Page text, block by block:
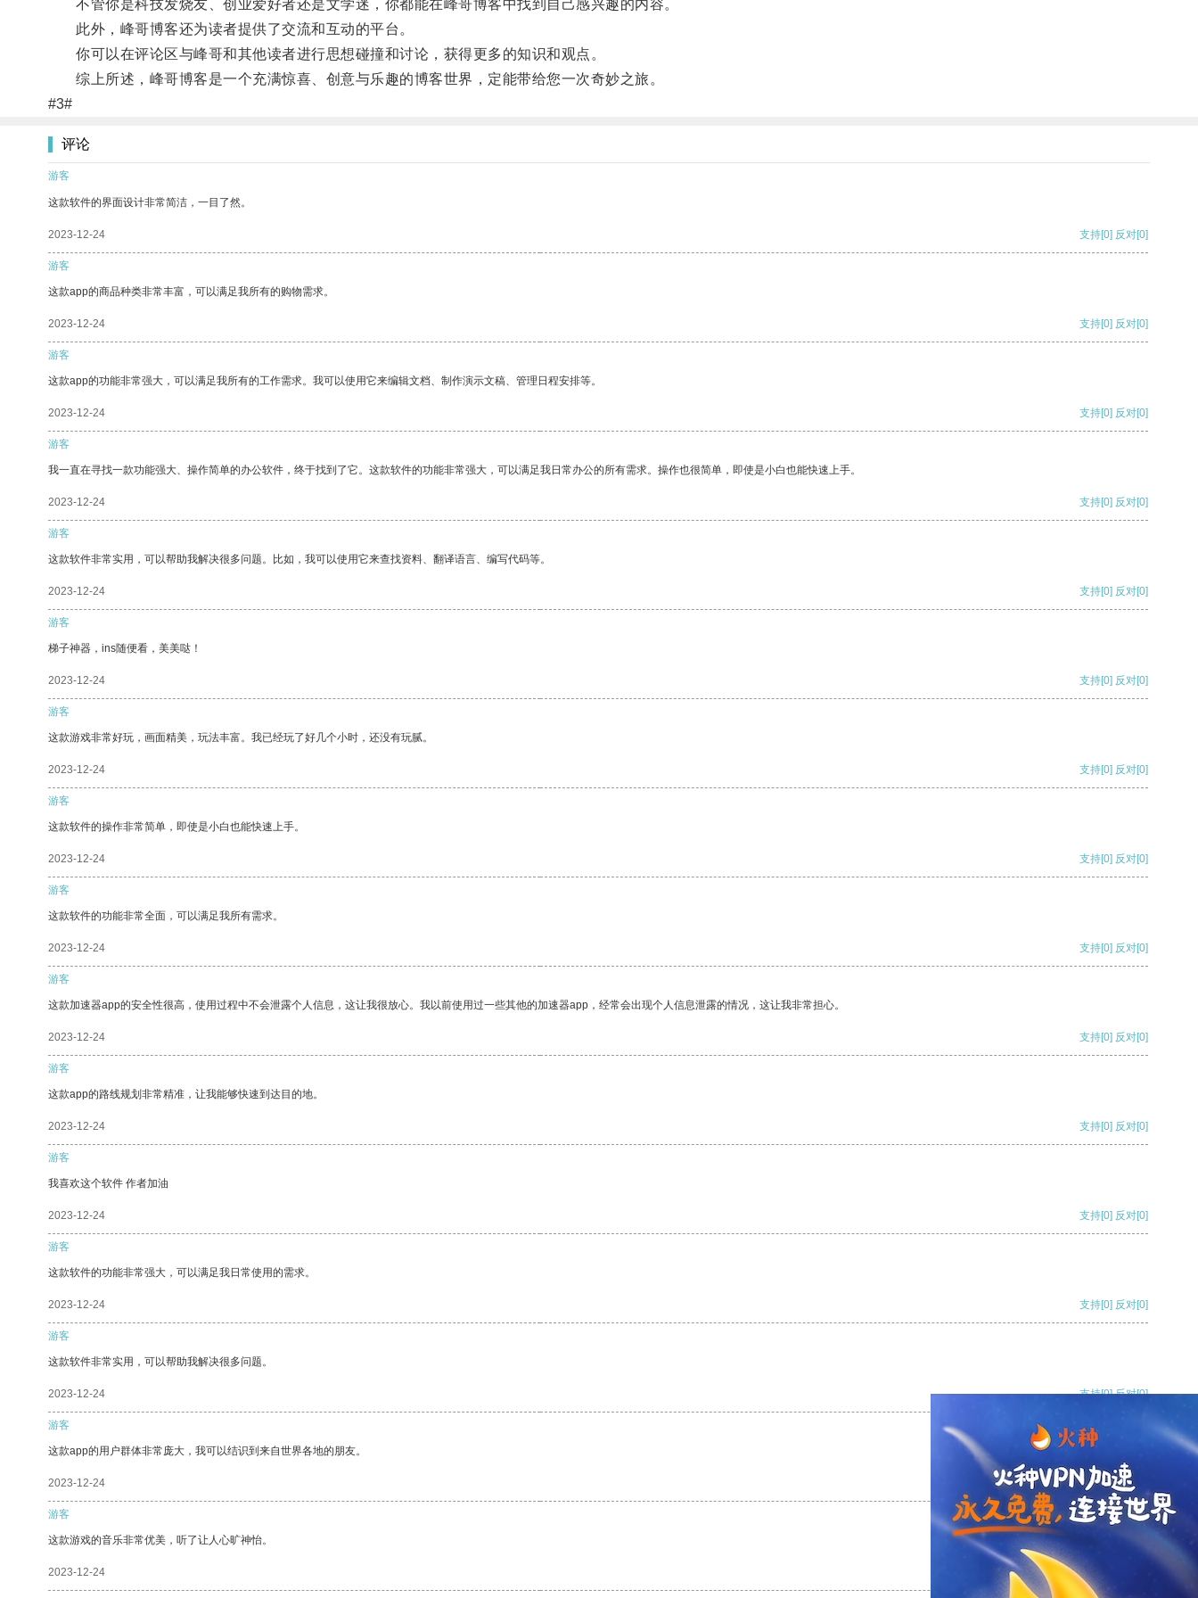
不管你是科技发烧友、创业爱好者还是文学迷，你都能在峰哥博客中找到自己感兴趣的内容。
此外，峰哥博客还为读者提供了交流和互动的平台。
你可以在评论区与峰哥和其他读者进行思想碰撞和讨论，获得更多的知识和观点。
综上所述，峰哥博客是一个充满惊喜、创意与乐趣的博客世界，定能带给您一次奇妙之旅。
#3#
评论
游客
这款软件的界面设计非常简洁，一目了然。
2023-12-24 支持[0] 反对[0]
游客
这款app的商品种类非常丰富，可以满足我所有的购物需求。
2023-12-24 支持[0] 反对[0]
游客
这款app的功能非常强大，可以满足我所有的工作需求。我可以使用它来编辑文档、制作演示文稿、管理日程安排等。
2023-12-24 支持[0] 反对[0]
游客
我一直在寻找一款功能强大、操作简单的办公软件，终于找到了它。这款软件的功能非常强大，可以满足我日常办公的所有需求。操作也很简单，即使是小白也能快速上手。
2023-12-24 支持[0] 反对[0]
游客
这款软件非常实用，可以帮助我解决很多问题。比如，我可以使用它来查找资料、翻译语言、编写代码等。
2023-12-24 支持[0] 反对[0]
游客
梯子神器，ins随便看，美美哒！
2023-12-24 支持[0] 反对[0]
游客
这款游戏非常好玩，画面精美，玩法丰富。我已经玩了好几个小时，还没有玩腻。
2023-12-24 支持[0] 反对[0]
游客
这款软件的操作非常简单，即使是小白也能快速上手。
2023-12-24 支持[0] 反对[0]
游客
这款软件的功能非常全面，可以满足我所有需求。
2023-12-24 支持[0] 反对[0]
游客
这款加速器app的安全性很高，使用过程中不会泄露个人信息，这让我很放心。我以前使用过一些其他的加速器app，经常会出现个人信息泄露的情况，这让我非常担心。
2023-12-24 支持[0] 反对[0]
游客
这款app的路线规划非常精准，让我能够快速到达目的地。
2023-12-24 支持[0] 反对[0]
游客
我喜欢这个软件 作者加油
2023-12-24 支持[0] 反对[0]
游客
这款软件的功能非常强大，可以满足我日常使用的需求。
2023-12-24 支持[0] 反对[0]
游客
这款软件非常实用，可以帮助我解决很多问题。
2023-12-24 支持[0] 反对[0]
游客
这款app的用户群体非常庞大，我可以结识到来自世界各地的朋友。
2023-12-24 支持[0] 反对
游客
这款游戏的音乐非常优美，听了让人心旷神怡。
2023-12-24 支持